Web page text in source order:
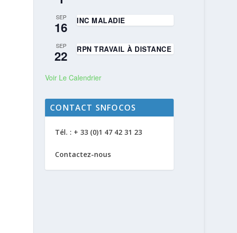
SEP
16 INC MALADIE
SEP
22 RPN TRAVAIL À DISTANCE
Voir Le Calendrier
CONTACT SNFOCOS
Tél. : + 33 (0)1 47 42 31 23
Contactez-nous